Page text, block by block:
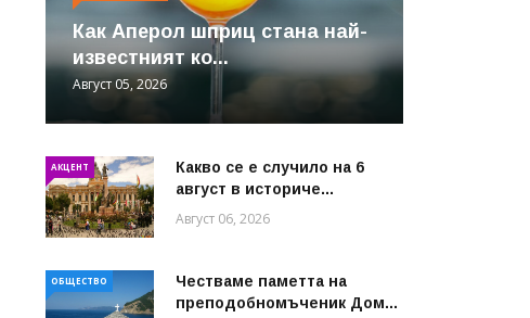
Как Аперол шприц стана най-
известният ко...
Август 05, 2026
АКЦЕНТ
Какво се е случило на 6
август в историче...
Август 06, 2026
ОБЩЕСТВО
Честваме паметта на
преподобномъченик Дом...